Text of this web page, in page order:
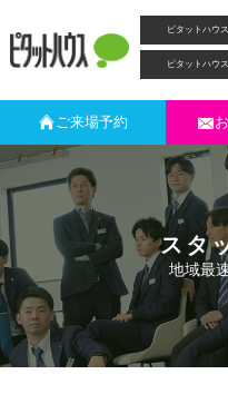
ピタットハウ
ピタットハウ
ご来場予約
スタ
地域最